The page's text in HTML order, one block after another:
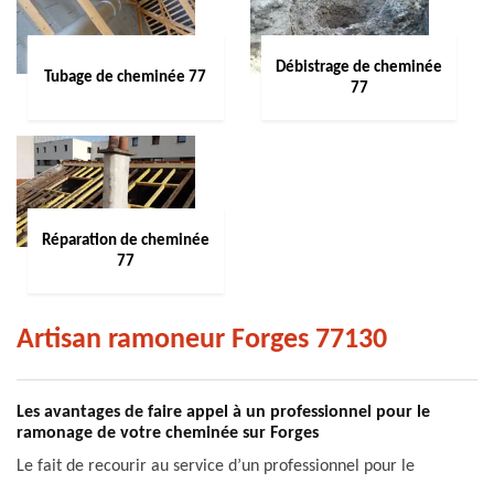
Tubage de cheminée 77
Débistrage de cheminée
77
Réparation de cheminée
77
Artisan ramoneur Forges 77130
Les avantages de faire appel à un professionnel pour le
ramonage de votre cheminée sur Forges
Le fait de recourir au service d’un professionnel pour le